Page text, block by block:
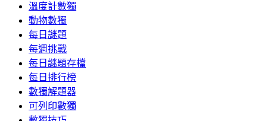
溫度計數獨
動物數獨
每日謎題
每週挑戰
每日謎題存檔
每日排行榜
數獨解題器
可列印數獨